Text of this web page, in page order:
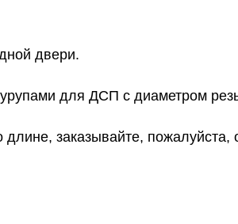
двери.
для ДСП с диаметром
заказывайте, пожалуйста,